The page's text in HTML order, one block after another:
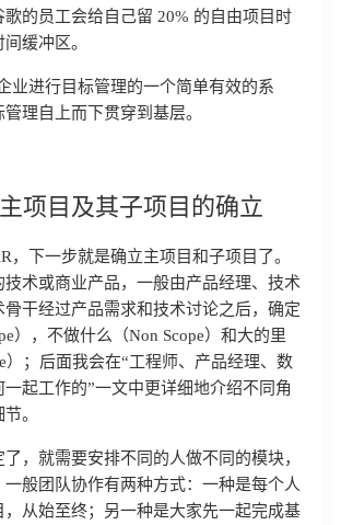
的员工会给自己留 20% 的自由项目时
缓冲区。
业进行目标管理的一个简单有效的系
理自上而下贯穿到基层。
项目及其子项目的确立
，下一步就是确立主项目和子项目了。
技术或商业产品，一般由产品经理、技术
干经过产品需求和技术讨论之后，确定
），不做什么（Non Scope）和大的里
）；后面我会在“工程师、产品经理、数
起工作的”一文中更详细地介绍不同角
。
，就需要安排不同的人做不同的模块，
般团队协作有两种方式：一种是每个人
，从始至终；另一种是大家先一起完成基